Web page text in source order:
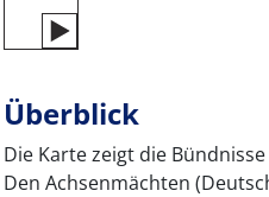
Überblick
Die Karte zeigt die
Den Achsenmächten